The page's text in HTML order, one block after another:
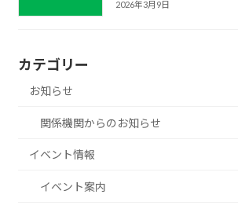
2026年3月9日
カテゴリー
お知らせ
関係機関からのお知らせ
イベント情報
イベント案内